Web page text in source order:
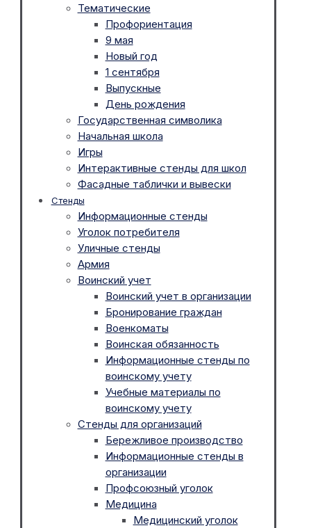
Тематические
Профориентация
9 мая
Новый год
1 сентября
Выпускные
День рождения
Государственная символика
Начальная школа
Игры
Интерактивные стенды для школ
Фасадные таблички и вывески
Стенды
Информационные стенды
Уголок потребителя
Уличные стенды
Армия
Воинский учет
Воинский учет в организации
Бронирование граждан
Военкоматы
Воинская обязанность
Информационные стенды по
воинскому учету
Учебные материалы по
воинскому учету
Стенды для организаций
Бережливое производство
Информационные стенды в
организации
Профсоюзный уголок
Медицина
Медицинский уголок